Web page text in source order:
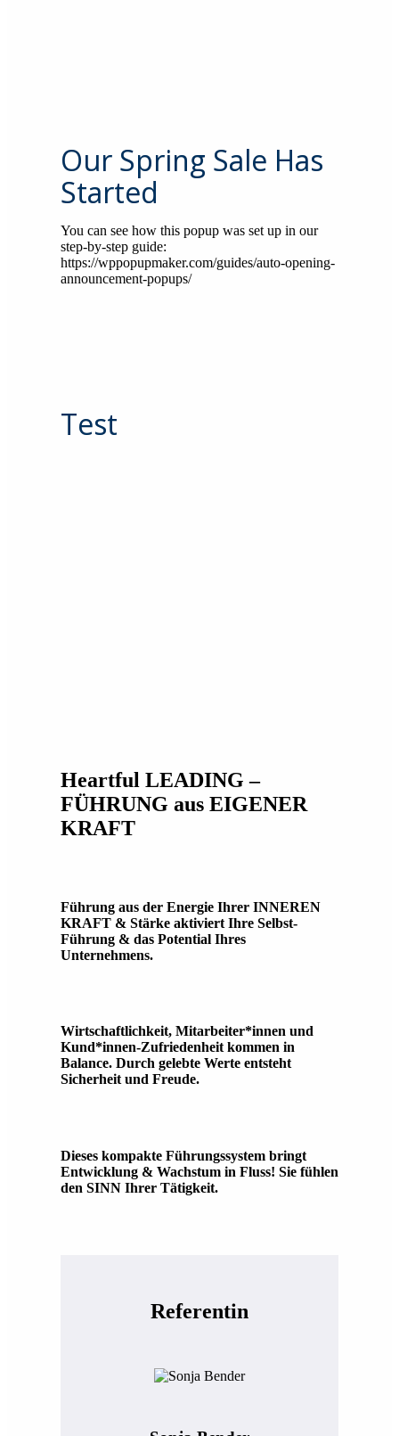
Our Spring Sale Has
Started
You can see how this popup was set up in our
step-by-step guide:
https://wppopupmaker.com/guides/auto-opening-
announcement-popups/
Test
Heartful LEADING –
FÜHRUNG aus EIGENER
KRAFT
Führung aus der Energie Ihrer INNEREN
KRAFT & Stärke aktiviert Ihre Selbst-
Führung & das Potential Ihres
Unternehmens.
Wirtschaftlichkeit, Mitarbeiter*innen und
Kund*innen-Zufriedenheit kommen in
Balance. Durch gelebte Werte entsteht
Sicherheit und Freude.
Dieses kompakte Führungssystem bringt
Entwicklung & Wachstum in Fluss! Sie fühlen
den SINN Ihrer Tätigkeit.
Referentin